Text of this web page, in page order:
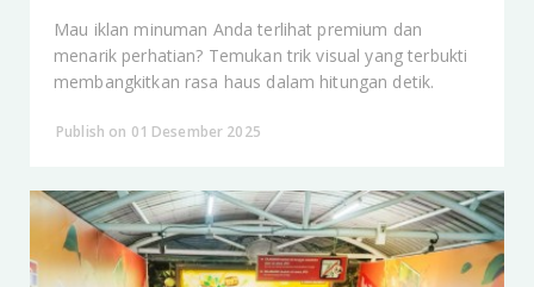
Mau iklan minuman Anda terlihat premium dan
menarik perhatian? Temukan trik visual yang terbukti
membangkitkan rasa haus dalam hitungan detik.
Publish on 01 Desember 2025